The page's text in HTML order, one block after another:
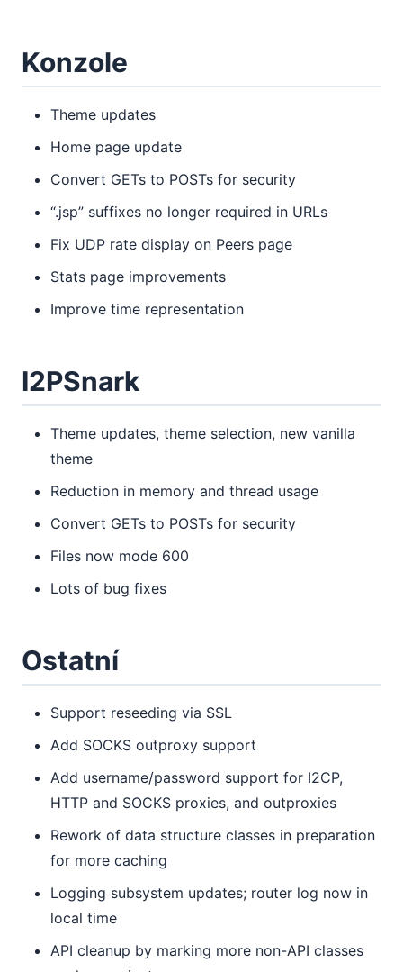
Konzole
Theme updates
Home page update
Convert GETs to POSTs for security
“.jsp” suffixes no longer required in URLs
Fix UDP rate display on Peers page
Stats page improvements
Improve time representation
I2PSnark
Theme updates, theme selection, new vanilla
theme
Reduction in memory and thread usage
Convert GETs to POSTs for security
Files now mode 600
Lots of bug fixes
Ostatní
Support reseeding via SSL
Add SOCKS outproxy support
Add username/password support for I2CP,
HTTP and SOCKS proxies, and outproxies
Rework of data structure classes in preparation
for more caching
Logging subsystem updates; router log now in
local time
API cleanup by marking more non-API classes